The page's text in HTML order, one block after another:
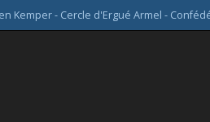
Kemper - Cercle d'Ergué Armel -